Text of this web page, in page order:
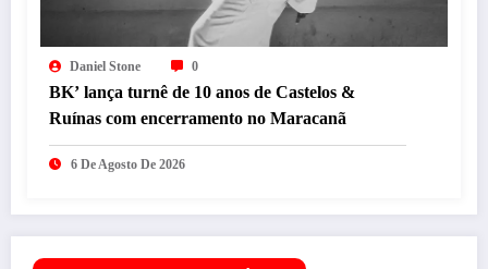
Daniel Stone 0
BK’ lança turnê de 10 anos de Castelos &
Ruínas com encerramento no Maracanã
6 De Agosto De 2026